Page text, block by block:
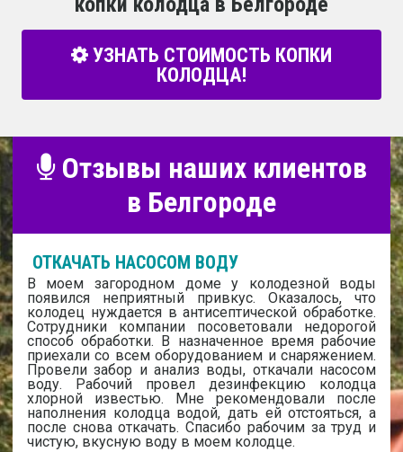
УЗНАТЬ СТОИМОСТЬ КОПКИ
КОЛОДЦА!
Отзывы наших клиентов
в Белгороде
ОТКАЧАТЬ НАСОСОМ ВОДУ
В моем загородном доме у колодезной воды
появился неприятный привкус. Оказалось, что
колодец нуждается в антисептической обработке.
Сотрудники компании посоветовали недорогой
способ обработки. В назначенное время рабочие
приехали со всем оборудованием и снаряжением.
Провели забор и анализ воды, откачали насосом
воду. Рабочий провел дезинфекцию колодца
хлорной известью. Мне рекомендовали после
наполнения колодца водой, дать ей отстояться, а
после снова откачать. Спасибо рабочим за труд и
чистую, вкусную воду в моем колодце.